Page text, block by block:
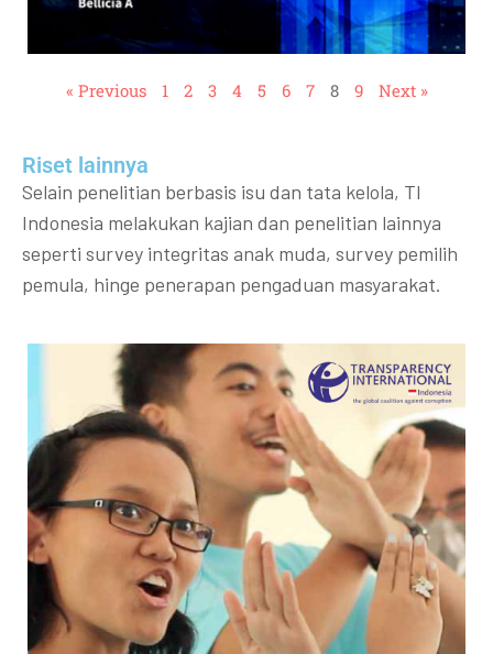
« Previous 1 2 3 4 5 6 7 8 9 Next »
Riset lainnya​​
Selain penelitian berbasis isu dan tata kelola, TI
Indonesia melakukan kajian dan penelitian lainnya
seperti survey integritas anak muda, survey pemilih
pemula, hinge penerapan pengaduan masyarakat.